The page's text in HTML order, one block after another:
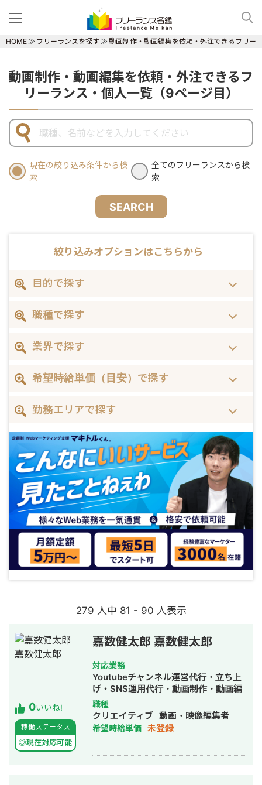
HOME フリーランスを探す 動画制作・動画編集を依頼・外注できるフリー
動画制作・動画編集を依頼・外注できるフ
リーランス・個人一覧（9ページ目）
現在の絞り込み条件から検
索
全てのフリーランスから検
索
SEARCH
絞り込みオプションはこちらから
目的で探す
職種で探す
業界で探す
希望時給単価（目安）で探す
勤務エリアで探す
279 人中 81 - 90 人表示
0いいね!
稼働ステータス
◎現在対応可能
嘉数健太郎 嘉数健太郎
対応業務
Youtubeチャンネル運営代行・立ち上
げ・SNS運用代行・動画制作・動画編
集
職種
クリエイティブ 動画・映像編集者
希望時給単価 未登録